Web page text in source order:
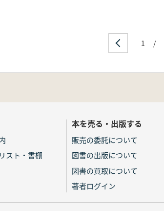
1 /
スト・書棚
本を売る・出版する
販売の委託について
図書の出版について
図書の買取について
著者ログイン